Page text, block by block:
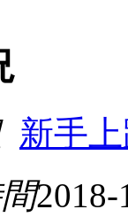
新手
2018-